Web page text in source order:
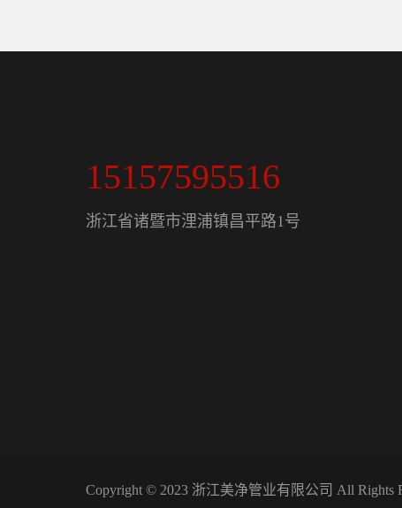
15157595516
浙江省诸暨市浬浦镇昌平路1号
Copyright © 2023 浙江美净管业有限公司 All Rights